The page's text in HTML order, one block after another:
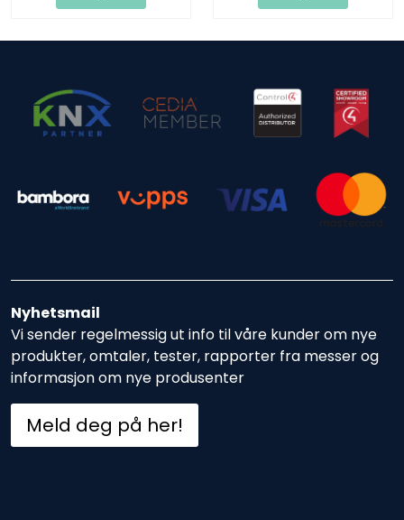
Nyhetsmail
Vi sender regelmessig ut info til våre kunder om nye
produkter, omtaler, tester, rapporter fra messer og
informasjon om nye produsenter
Meld deg på her!